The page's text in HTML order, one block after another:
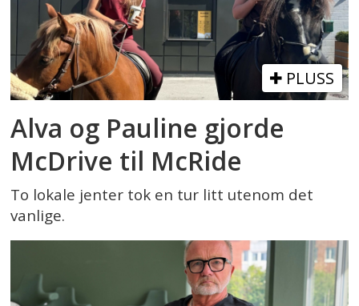
PLUSS
Alva og Pauline gjorde
McDrive til McRide
To lokale jenter tok en tur litt utenom det
vanlige.